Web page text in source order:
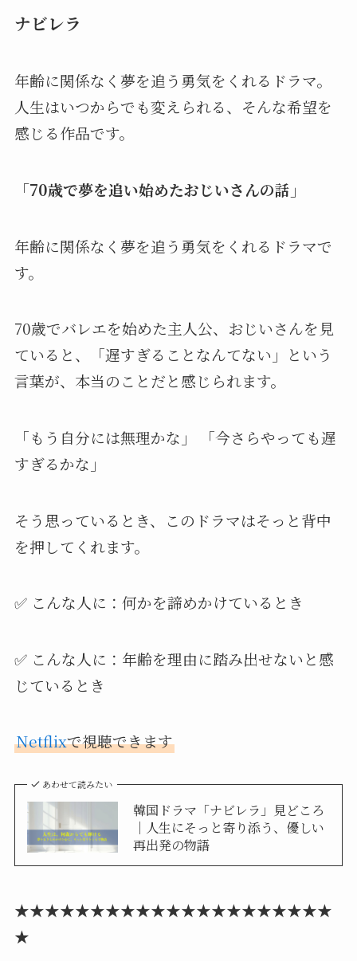
ナビレラ
年齢に関係なく夢を追う勇気をくれるドラマ。
人生はいつからでも変えられる、そんな希望を
感じる作品です。
「70歳で夢を追い始めたおじいさんの話」
年齢に関係なく夢を追う勇気をくれるドラマで
す。
70歳でバレエを始めた主人公、おじいさんを見
ていると、「遅すぎることなんてない」という
言葉が、本当のことだと感じられます。
「もう自分には無理かな」 「今さらやっても遅
すぎるかな」
そう思っているとき、このドラマはそっと背中
を押してくれます。
✅ こんな人に：何かを諦めかけているとき
✅ こんな人に：年齢を理由に踏み出せないと感
じているとき
Netflixで視聴できます
あわせて読みたい
韓国ドラマ「ナビレラ」見どころ
｜人生にそっと寄り添う、優しい
再出発の物語
★★★★★★★★★★★★★★★★★★★★★
★